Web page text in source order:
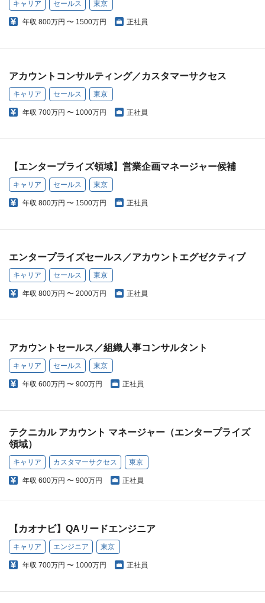
キャリア セールス 東京
年収 800万円 〜 1500万円 正社員
アカウントコンサルティング／カスタマーサクセス
キャリア セールス 東京
年収 700万円 〜 1000万円 正社員
【エンタープライズ領域】営業企画マネージャー候補
キャリア セールス 東京
年収 800万円 〜 1500万円 正社員
エンタープライズセールス／アカウントエグゼクティブ
キャリア セールス 東京
年収 800万円 〜 2000万円 正社員
アカウントセールス／組織人事コンサルタント
キャリア セールス 東京
年収 600万円 〜 900万円 正社員
テクニカル アカウント マネージャー（エンタープライズ
領域）
キャリア カスタマーサクセス 東京
年収 600万円 〜 900万円 正社員
【カオナビ】QAリードエンジニア
キャリア エンジニア 東京
年収 700万円 〜 1000万円 正社員